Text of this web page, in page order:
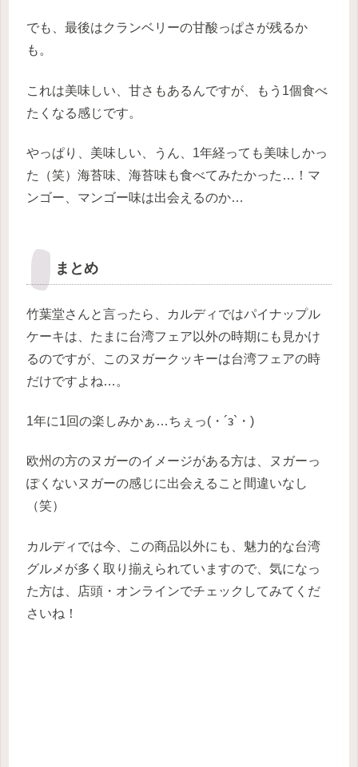
でも、最後はクランベリーの甘酸っぱさが残るか
も。
これは美味しい、甘さもあるんですが、もう1個食べ
たくなる感じです。
やっぱり、美味しい、うん、1年経っても美味しかっ
た（笑）海苔味、海苔味も食べてみたかった…！マ
ンゴー、マンゴー味は出会えるのか…
まとめ
竹葉堂さんと言ったら、カルディではパイナップル
ケーキは、たまに台湾フェア以外の時期にも見かけ
るのですが、このヌガークッキーは台湾フェアの時
だけですよね…。
1年に1回の楽しみかぁ…ちぇっ(・´з`・)
欧州の方のヌガーのイメージがある方は、ヌガーっ
ぽくないヌガーの感じに出会えること間違いなし
（笑）
カルディでは今、この商品以外にも、魅力的な台湾
グルメが多く取り揃えられていますので、気になっ
た方は、店頭・オンラインでチェックしてみてくだ
さいね！